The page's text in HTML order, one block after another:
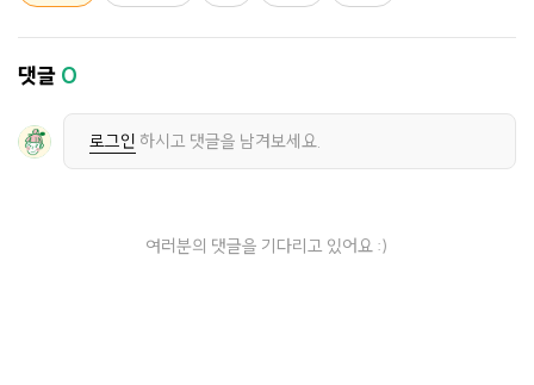
댓글 0
로그인 하시고 댓글을 남겨보세요.
여러분의 댓글을 기다리고 있어요 :)